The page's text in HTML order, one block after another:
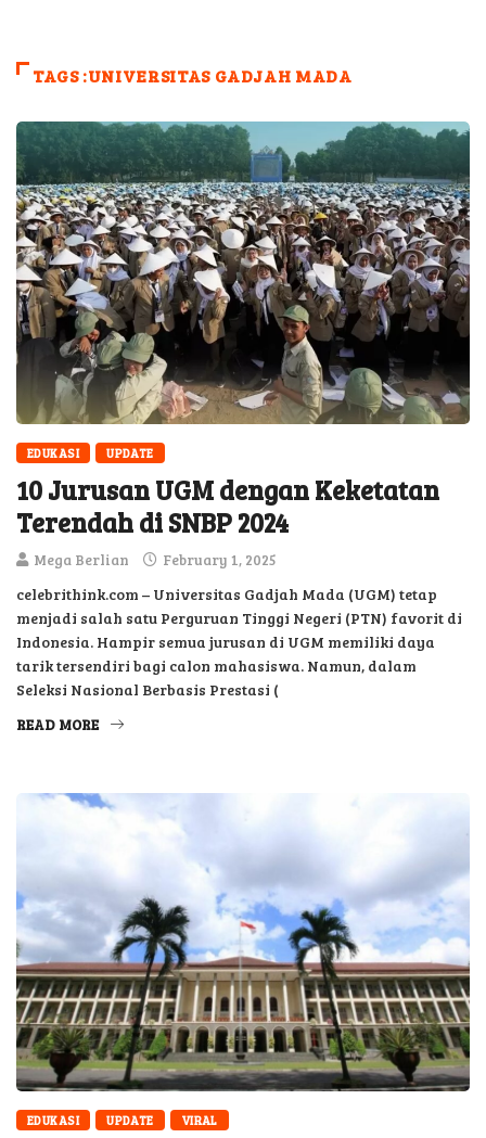
TAGS :UNIVERSITAS GADJAH MADA
EDUKASI UPDATE
10 Jurusan UGM dengan Keketatan
Terendah di SNBP 2024
Mega Berlian February 1, 2025
celebrithink.com – Universitas Gadjah Mada (UGM) tetap
menjadi salah satu Perguruan Tinggi Negeri (PTN) favorit di
Indonesia. Hampir semua jurusan di UGM memiliki daya
tarik tersendiri bagi calon mahasiswa. Namun, dalam
Seleksi Nasional Berbasis Prestasi (
READ MORE
EDUKASI UPDATE VIRAL